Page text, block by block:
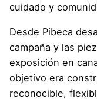
cuidado y
Desde Pibeca
campaña y las
exposición en
objetivo era
reconocible,